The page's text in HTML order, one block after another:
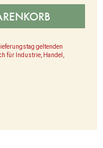
geltenden
für Industrie, Handel,